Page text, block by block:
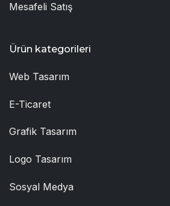
Mesafeli Satış
Ürün kategorileri
Web Tasarım
E-Ticaret
Grafik Tasarım
Logo Tasarım
Sosyal Medya